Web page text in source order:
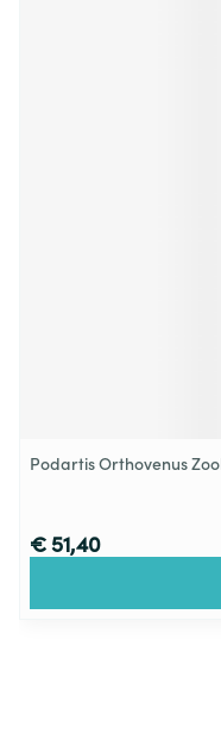
Podartis Orthovenus
€ 51,40